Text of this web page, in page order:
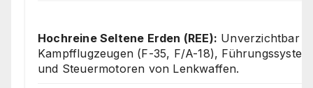
Hochreine Seltene Erden (REE): Unverzichtbar
Kampfflugzeugen (F-35, F/A-18),
und Steuermotoren von Lenkwaffen.